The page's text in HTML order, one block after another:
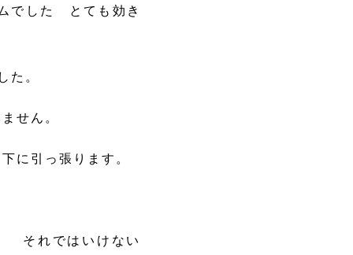
でした とても効き
。
せん。
に引っ張ります。
それではいけない